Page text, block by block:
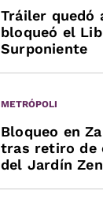
Tráiler quedó
bloqueó el
Surponiente
METRÓPOLI
Bloqueo en
tras retiro de
del Jardín